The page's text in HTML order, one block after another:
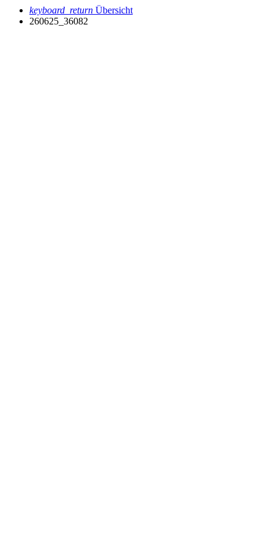
keyboard_return Übersicht
260625_36082